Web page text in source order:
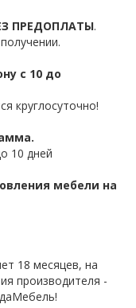
ПРЕДОПЛАТЫ.
с 10 до
круглосуточно!
10 дней
мебели на
18 месяцев, на
производителя -